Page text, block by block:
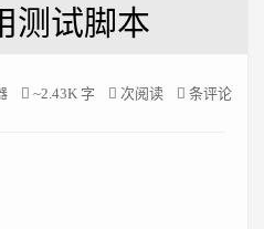
测试脚本
~2.43K 字 次阅读 条评论